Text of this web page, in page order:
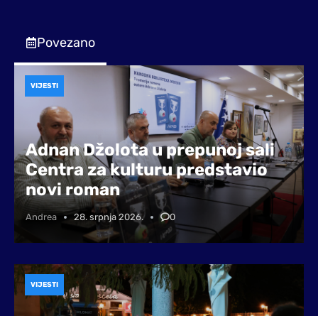
Povezano
Adnan Džolota u prepunoj sali
Centra za kulturu predstavio
novi roman
Andrea 28. srpnja 2026. 0
VIJESTI
VIJESTI